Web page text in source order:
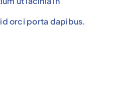
orci porta dapibus.